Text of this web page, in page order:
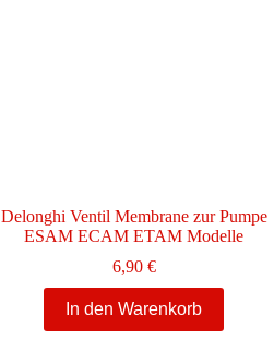
Delonghi Ventil Membrane zur Pumpe
ESAM ECAM ETAM Modelle
6,90 €
In den Warenkorb